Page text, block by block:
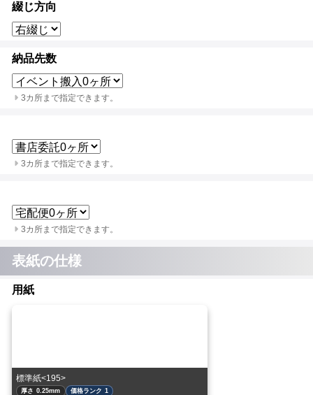
綴じ方向
納品先数
3カ所まで指定できます。
3カ所まで指定できます。
3カ所まで指定できます。
表紙の仕様
用紙
標準紙<195>
厚さ 0.25mm 価格ランク 1